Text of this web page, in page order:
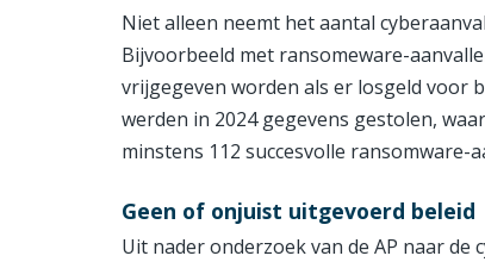
Niet alleen neemt het aantal
Bijvoorbeeld met ransomeware-
vrijgegeven worden als er losgeld voor
werden in 2024 gegevens gestolen,
minstens 112 succesvolle ransomware-
Geen of onjuist uitgevoerd beleid
Uit nader onderzoek van de AP naar